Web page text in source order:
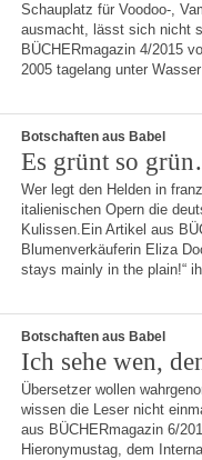
Schauplatz für Voodoo-,
ausmacht, lässt sich nicht
BÜCHERmagazin 4/2015
2005 tagelang unter
Botschaften aus Babel
Es grünt so
Wer legt den Helden in
italienischen Opern die
Kulissen.Ein Artikel aus
Blumenverkäuferin Eliza
stays mainly in the plain!“
Botschaften aus Babel
Ich sehe wen,
Übersetzer wollen
wissen die Leser nicht
aus BÜCHERmagazin 6/
Hieronymustag, dem